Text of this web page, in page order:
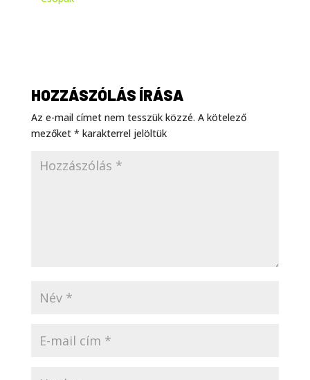
HOZZÁSZÓLÁS ÍRÁSA
Az e-mail címet nem tesszük közzé. A kötelező
mezőket * karakterrel jelöltük